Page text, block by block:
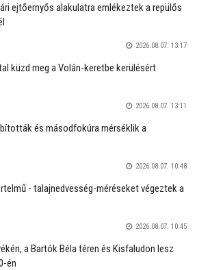
ejtőernyős alakulatra emlékeztek a repülős
2026.08.07. 13:17
küzd meg a Volán-keretbe kerülésért
2026.08.07. 13:11
és másodfokúra mérséklik a
2026.08.07. 10:48
- talajnedvesség-méréseket végeztek a
2026.08.07. 10:45
a Bartók Béla téren és Kisfaludon lesz
én